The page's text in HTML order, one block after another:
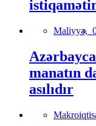
Maliyyə,
manatın
asılıdır